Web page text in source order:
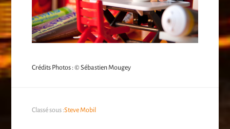
Crédits Photos : © Sébastien Mougey
Classé sous :Steve Mobil